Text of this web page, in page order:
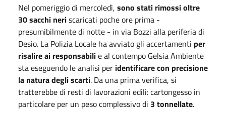
Nel pomeriggio di mercoledì, sono stati rimossi oltre
30 sacchi neriscaricati poche ore prima -
presumibilmente di notte - in via Bozzi alla periferia di
Desio. La Polizia Locale ha avviato gli accertamenti per
risalire ai responsabilie al contempo Gelsia Ambiente
sta eseguendo le analisi per identificare con precisione
la natura degli scarti. Da una prima verifica, si
tratterebbe di resti di lavorazioni edili: cartongesso in
particolare per un peso complessivo di 3 tonnellate.